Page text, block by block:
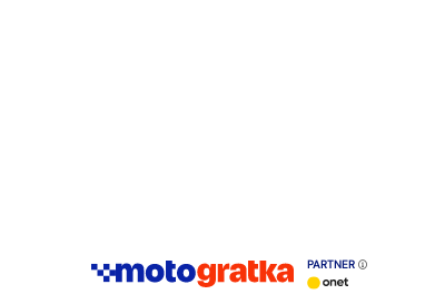
PARTNER